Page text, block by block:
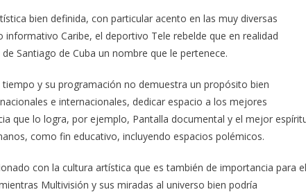
bien definida, con particular acento en las muy diversas
Caribe, el deportivo Tele rebelde que en realidad
Santiago de Cuba un nombre que le pertenece.
y su programación no demuestra un propósito bien
e internacionales, dedicar espacio a los mejores
que lo logra, por ejemplo, Pantalla documental y el mejor
como fin educativo, incluyendo espacios polémicos.
con la cultura artística que es también de importancia para el
Multivisión y sus miradas al universo bien podría